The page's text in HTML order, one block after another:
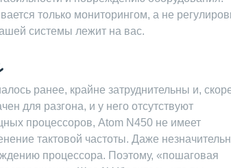
только мониторингом, а не
системы лежит на вас.
ранее, крайне затруднительны и,
для разгона, и у него отсутствуют
процессоров, Atom N450 не имеет
тактовой частоты. Даже
процессора. Поэтому, «пошаговая